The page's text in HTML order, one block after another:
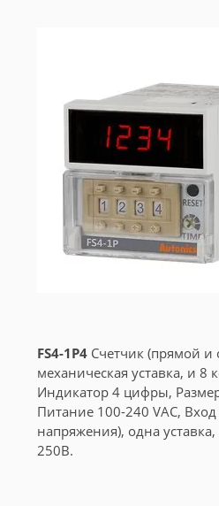
FS4-1P4 Счетчик (прямой и
механическая уставка, и 8
Индикатор 4 цифры,
Питание 100-240 VAC, Вход
напряжения), одна
250В.